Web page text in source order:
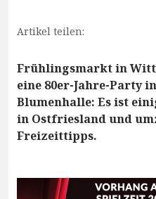
Artikel teilen:
Frühlingsmarkt in
eine 80er-Jahre-Party
Blumenhalle: Es ist
in Ostfriesland und
Freizeittipps.